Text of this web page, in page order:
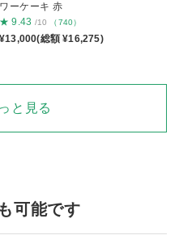
ワーケーキ 赤
★ 9.43 /10 （740）
¥13,000(総額 ¥16,275)
と見る
可能です